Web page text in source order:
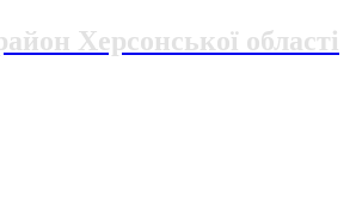
Херсонської області